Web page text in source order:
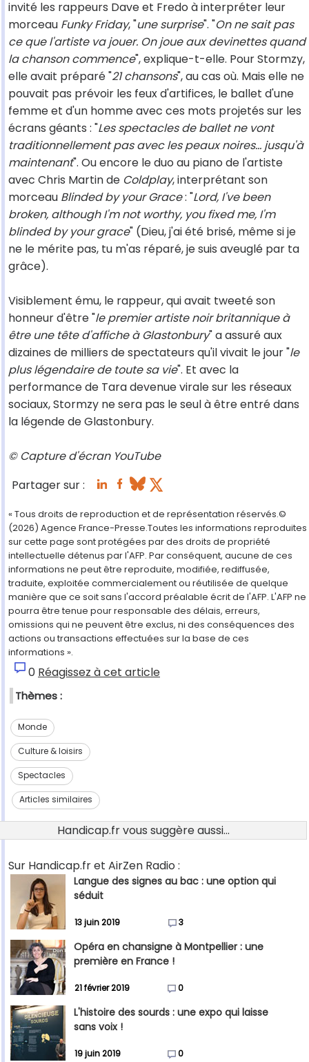
invité les rappeurs Dave et Fredo à interpréter leur
morceau Funky Friday, "une surprise". "On ne sait pas
ce que l'artiste va jouer. On joue aux devinettes quand
la chanson commence", explique-t-elle. Pour Stormzy,
elle avait préparé "21 chansons", au cas où. Mais elle ne
pouvait pas prévoir les feux d'artifices, le ballet d'une
femme et d'un homme avec ces mots projetés sur les
écrans géants : "Les spectacles de ballet ne vont
traditionnellement pas avec les peaux noires... jusqu'à
maintenant". Ou encore le duo au piano de l'artiste
avec Chris Martin de Coldplay, interprétant son
morceau Blinded by your Grace: "Lord, I've been
broken, although I'm not worthy, you fixed me, I'm
blinded by your grace" (Dieu, j'ai été brisé, même si je
ne le mérite pas, tu m'as réparé, je suis aveuglé par ta
grâce).
Visiblement ému, le rappeur, qui avait tweeté son
honneur d'être "le premier artiste noir britannique à
être une tête d'affiche à Glastonbury" a assuré aux
dizaines de milliers de spectateurs qu'il vivait le jour "le
plus légendaire de toute sa vie". Et avec la
performance de Tara devenue virale sur les réseaux
sociaux, Stormzy ne sera pas le seul à être entré dans
la légende de Glastonbury.
© Capture d'écran YouTube
Partager sur :
« Tous droits de reproduction et de représentation réservés.©
(2026) Agence France-Presse.Toutes les informations reproduites
sur cette page sont protégées par des droits de propriété
intellectuelle détenus par l'AFP. Par conséquent, aucune de ces
informations ne peut être reproduite, modifiée, rediffusée,
traduite, exploitée commercialement ou réutilisée de quelque
manière que ce soit sans l'accord préalable écrit de l'AFP. L'AFP ne
pourra être tenue pour responsable des délais, erreurs,
omissions qui ne peuvent être exclus, ni des conséquences des
actions ou transactions effectuées sur la base de ces
informations ».
0 Réagissez à cet article
Thèmes :
Monde
Culture & loisirs
Spectacles
Articles similaires
Handicap.fr vous suggère aussi...
Sur Handicap.fr et AirZen Radio :
Langue des signes au bac : une option qui
séduit
13 juin 2019 3
Opéra en chansigne à Montpellier : une
première en France !
21 février 2019 0
L'histoire des sourds : une expo qui laisse
sans voix !
19 juin 2019 0